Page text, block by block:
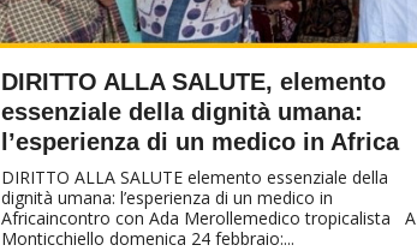
DIRITTO ALLA SALUTE, elemento
essenziale della dignità umana:
l’esperienza di un medico in Africa
DIRITTO ALLA SALUTE elemento essenziale della
dignità umana: l’esperienza di un medico in
Africaincontro con Ada Merollemedico tropicalista A
Monticchiello domenica 24 febbraio:...